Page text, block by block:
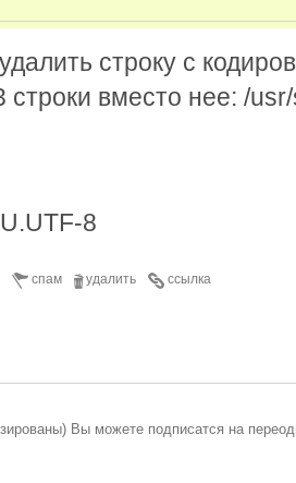
строку с
строки вместо нее: /
8
ссылка
удалить
спам
Вы можете подписатся на